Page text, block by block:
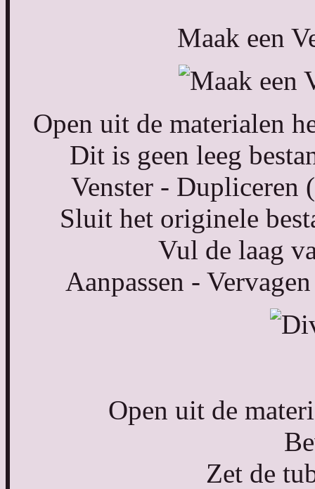
Maak een
Open uit de materialen
Dit is geen leeg
Venster - Dupliceren
Sluit het originele
Vul de laag
Aanpassen -
Open uit de
Zet de